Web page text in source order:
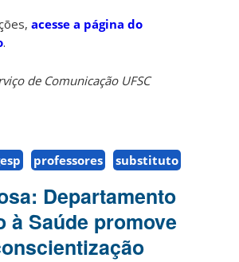
acesse a página do
.
de Comunicação UFSC
professores substituto
Departamento
à Saúde promove